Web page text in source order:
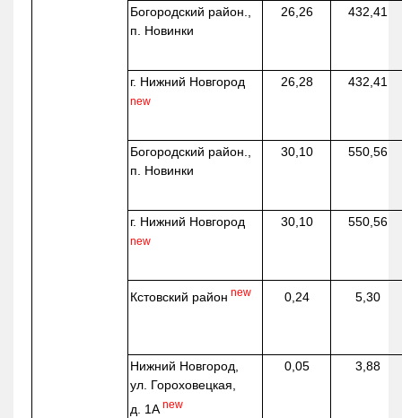
Богородский район.,
п. Новинки
26,26 432,41
г. Нижний Новгород
new
26,28 432,41
Богородский район.,
п. Новинки
30,10 550,56
г. Нижний Новгород
new
30,10 550,56
Кстовский район new 0,24 5,30
Нижний Новгород,
ул. Гороховецкая,
д. 1А new
0,05 3,88